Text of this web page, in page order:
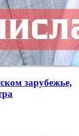
зарубежье,